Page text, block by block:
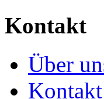
Kontakt
Über
Kontakt